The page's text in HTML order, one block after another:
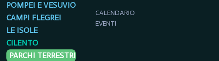
POMPEI E VESUVIO
CAMPI FLEGREI
LE ISOLE
CILENTO
PARCHI TERRESTRI
CALENDARIO
EVENTI